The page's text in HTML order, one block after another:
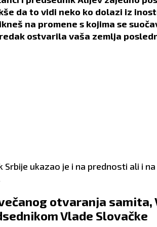
da to vidi neko ko dolazi iz
na promene s kojima se
ostvarila vaša zemlja
Srbije ukazao je i na prednosti ali i
otvaranja samita,
Vlade Slovačke